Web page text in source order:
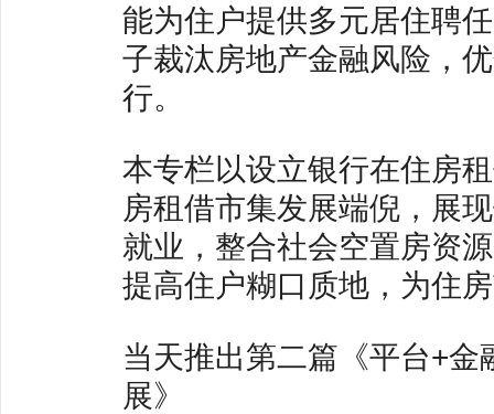
能为住户提供多元居住聘
子裁汰房地产金融风险，
行。
本专栏以设立银行在住房
房租借市集发展端倪，展
就业，整合社会空置房资
提高住户糊口质地，为住
当天推出第二篇《平台+
展》